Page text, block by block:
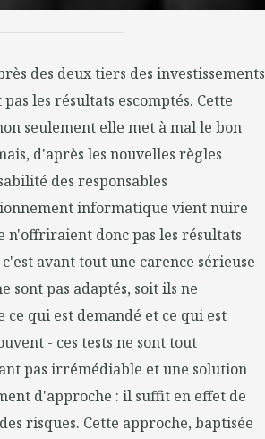
des deux tiers des investissements
les résultats escomptés. Cette
seulement elle met à mal le bon
d'après les nouvelles règles
des responsables
informatique vient nuire
donc pas les résultats
avant tout une carence sérieuse
sont pas adaptés, soit ils ne
qui est demandé et ce qui est
- ces tests ne sont tout
pas irrémédiable et une solution
d'approche : il suffit en effet de
risques. Cette approche, baptisée